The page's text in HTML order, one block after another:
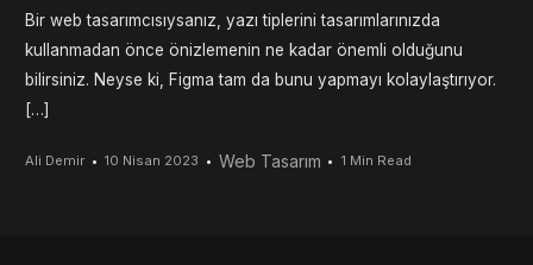
Bir web tasarımcısıysanız, yazı tiplerini tasarımlarınızda
kullanmadan önce önizlemenin ne kadar önemli olduğunu
bilirsiniz. Neyse ki, Figma tam da bunu yapmayı kolaylaştırıyor.
[…]
Ali Demir 10 Nisan 2023 Web Tasarım 1 Min Read